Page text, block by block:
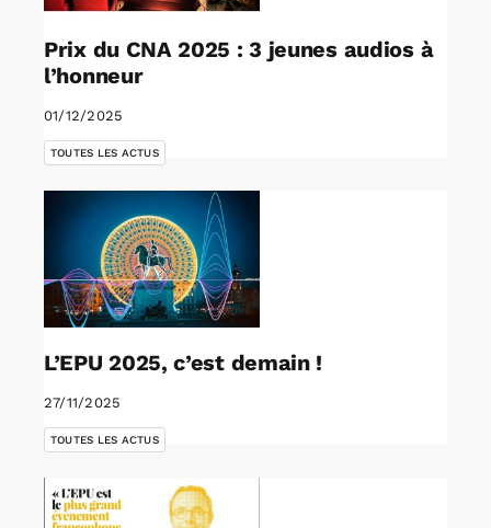
Prix du CNA 2025 : 3 jeunes audios à
l’honneur
01/12/2025
TOUTES LES ACTUS
L’EPU 2025, c’est demain !
27/11/2025
TOUTES LES ACTUS